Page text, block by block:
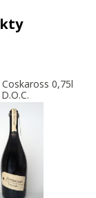
0,75l
D.O.C.